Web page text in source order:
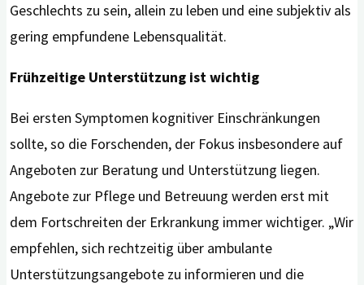
Geschlechts zu sein, allein zu leben und eine subjektiv als
gering empfundene Lebensqualität.
Frühzeitige Unterstützung ist wichtig
Bei ersten Symptomen kognitiver Einschränkungen
sollte, so die Forschenden, der Fokus insbesondere auf
Angeboten zur Beratung und Unterstützung liegen.
Angebote zur Pflege und Betreuung werden erst mit
dem Fortschreiten der Erkrankung immer wichtiger. „Wir
empfehlen, sich rechtzeitig über ambulante
Unterstützungsangebote zu informieren und die